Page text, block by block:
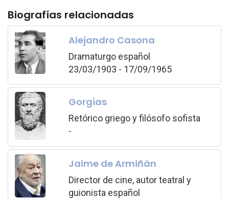
Biografías relacionadas
Alejandro Casona
Dramaturgo español
23/03/1903 - 17/09/1965
Gorgias
Retórico griego y filósofo sofista
-
Jaime de Armiñán
Director de cine, autor teatral y
guionista español